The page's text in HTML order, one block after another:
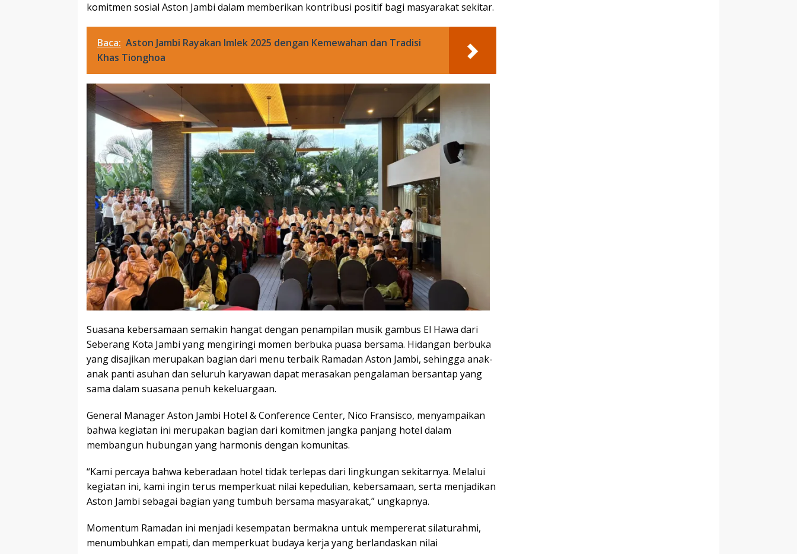
komitmen sosial Aston Jambi dalam memberikan kontribusi positif bagi masyarakat sekitar.
Baca: Aston Jambi Rayakan Imlek 2025 dengan Kemewahan dan Tradisi
Khas Tionghoa
Suasana kebersamaan semakin hangat dengan penampilan musik gambus El Hawa dari
Seberang Kota Jambi yang mengiringi momen berbuka puasa bersama. Hidangan berbuka
yang disajikan merupakan bagian dari menu terbaik Ramadan Aston Jambi, sehingga anak-
anak panti asuhan dan seluruh karyawan dapat merasakan pengalaman bersantap yang
sama dalam suasana penuh kekeluargaan.
General Manager Aston Jambi Hotel & Conference Center, Nico Fransisco, menyampaikan
bahwa kegiatan ini merupakan bagian dari komitmen jangka panjang hotel dalam
membangun hubungan yang harmonis dengan komunitas.
“Kami percaya bahwa keberadaan hotel tidak terlepas dari lingkungan sekitarnya. Melalui
kegiatan ini, kami ingin terus memperkuat nilai kepedulian, kebersamaan, serta menjadikan
Aston Jambi sebagai bagian yang tumbuh bersama masyarakat,” ungkapnya.
Momentum Ramadan ini menjadi kesempatan bermakna untuk mempererat silaturahmi,
menumbuhkan empati, dan memperkuat budaya kerja yang berlandaskan nilai